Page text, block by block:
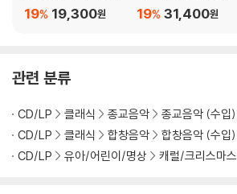
(Horizons - Der Gei
19,300원
19%
트의 페트라르카 마드
31,400원
19%
관련 분류
CD/LP 클래식 종교음악
종교음악 (수입)
CD/LP
클래식 합창음악
합창음악 (수입)
CD/LP
유아/어린이/명상 캐럴/크리스마스